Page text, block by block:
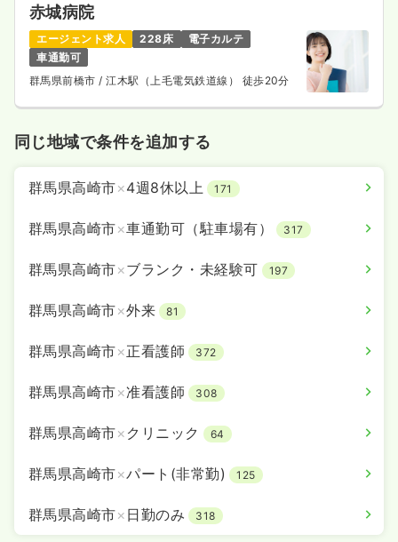
赤城病院
エージェント求人 228床
電子カルテ
車通勤可
群馬県前橋市 / 江木駅（上毛電気鉄道線） 徒歩20分
同じ地域で条件を追加する
群馬県高崎市×4週8休以上 171
群馬県高崎市×車通勤可（駐車場有） 317
群馬県高崎市×ブランク・未経験可 197
群馬県高崎市×外来 81
群馬県高崎市×正看護師 372
群馬県高崎市×准看護師 308
群馬県高崎市× クリニック 64
群馬県高崎市×パート(非常勤) 125
群馬県高崎市× 日勤のみ 318